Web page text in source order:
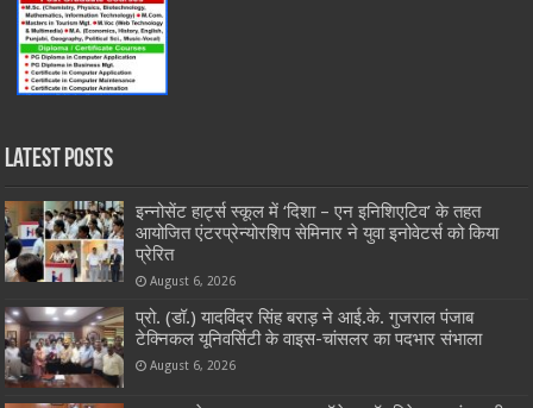
Latest Posts
इन्नोसेंट हार्ट्स स्कूल में ‘दिशा – एन इनिशिएटिव’ के तहत
आयोजित एंटरप्रेन्योरशिप सेमिनार ने युवा इनोवेटर्स को किया
प्रेरित
August 6, 2026
प्रो. (डॉ.) यादविंदर सिंह बराड़ ने आई.के. गुजराल पंजाब
टेक्निकल यूनिवर्सिटी के वाइस-चांसलर का पदभार संभाला
August 6, 2026